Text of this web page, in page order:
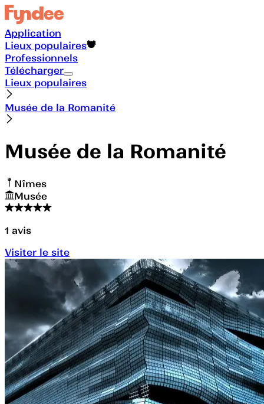
Application
Lieux populaires
Professionnels
Télécharger
Lieux populaires
Musée de la Romanité
Musée de la Romanité
Nîmes
Musée
1 avis
Visiter le site